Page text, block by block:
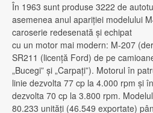
În 1963 sunt produse 3222 de
asemenea anul apariţiei modelului
caroserie redesenată şi echipat
cu un motor mai modern: M-207
SR211 (licenţă Ford) de pe
„Bucegi” şi „Carpaţi”). Motorul în
linie dezvolta 77 cp la 4.000 rpm şi
dezvolta 70 cp la 3.800 rpm.
80.233 unităţi (46.549 exportate)